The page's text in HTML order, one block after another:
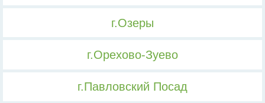
г.Озеры
г.Орехово-Зуево
г.Павловский Посад